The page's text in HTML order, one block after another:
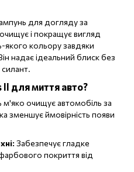
для догляду за
і покращує вигляд
кольору завдяки
надає ідеальний блиск без
II для миття авто?
очищує автомобіль за
зменшує ймовірність появи
Забезпечує гладке
покриття від